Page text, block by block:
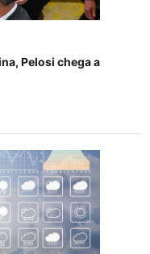
Pelosi chega a